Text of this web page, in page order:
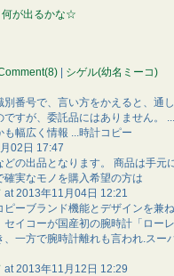
が出るかな☆
シゲル(幼名ミーコ)
番号で、言い方をかえると、通
すが、委託品にはありません。
幅広く情報 ...時計コピー
02日 17:47
の出品となります。 商品は手元
実なモノを購入希望の方は
at2013年11月04日 12:21
ーブランド機能とデザインを兼
イコーが国産初の腕時計「ロー
一方で腕時計離れも言われ.スー
at2013年11月12日 12:29